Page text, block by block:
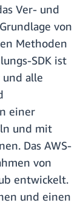
Ver- und
von
Methoden
SDK ist
alle
einer
und mit
Das AWS-
von
entwickelt.
und einen